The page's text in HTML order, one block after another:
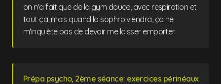
on n'a fait que de la gym douce, avec respiration et
tout ça, mais quand la sophro viendra, ça ne
m'inquiète pas de devoir me laisser emporter.
Prépa psycho, 2ème séance: exercices périnéaux